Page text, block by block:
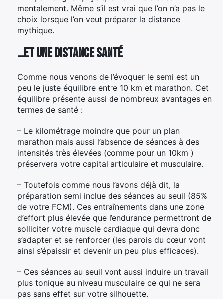
mentalement. Même s’il est vrai que l’on n’a pas le
choix lorsque l’on veut préparer la distance
mythique.
…et une distance santé
Comme nous venons de l’évoquer le semi est un
peu le juste équilibre entre 10 km et marathon. Cet
équilibre présente aussi de nombreux avantages en
termes de santé :
– Le kilométrage moindre que pour un plan
marathon mais aussi l’absence de séances à des
intensités très élevées (comme pour un 10km )
préservera votre capital articulaire et musculaire.
– Toutefois comme nous l’avons déjà dit, la
préparation semi inclue des séances au seuil (85%
de votre FCM). Ces entraînements dans une zone
d’effort plus élevée que l’endurance permettront de
solliciter votre muscle cardiaque qui devra donc
s’adapter et se renforcer (les parois du cœur vont
ainsi s’épaissir et devenir un peu plus efficaces).
– Ces séances au seuil vont aussi induire un travail
plus tonique au niveau musculaire ce qui ne sera
pas sans effet sur votre silhouette.